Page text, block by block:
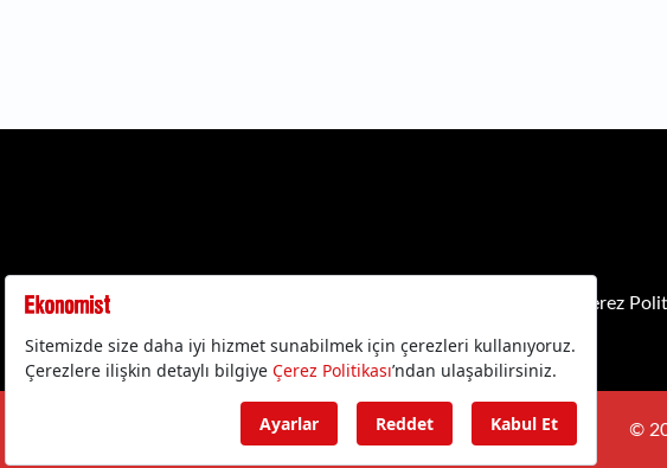
Çerez
©